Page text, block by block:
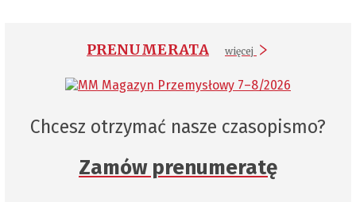
PRENUMERATA więcej
Chcesz otrzymać nasze czasopismo?
Zamów prenumeratę